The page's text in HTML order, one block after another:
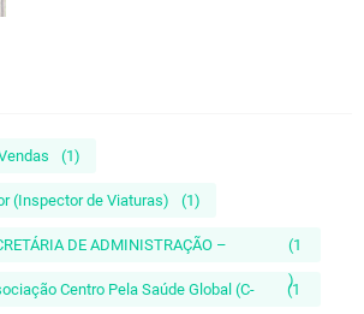
(1)
(Inspector de Viaturas) (1)
DE ADMINISTRAÇÃO –
(1
)
Centro Pela Saúde Global (C-
(1